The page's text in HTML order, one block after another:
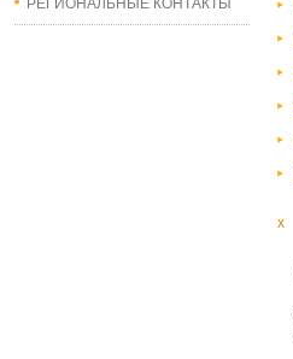
РЕГИОНАЛЬНЫЕ КОНТАКТЫ
x